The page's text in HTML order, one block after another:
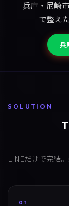
兵庫・尼崎
で整え
兵
SOLUTION
LINEだけで完結
01